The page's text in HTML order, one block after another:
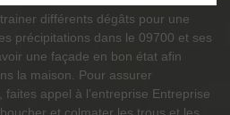
différents dégâts pour une
précipitations dans le 09700 et ses
une façade en bon état afin
la maison. Pour assurer
faites appel à l’entreprise Entreprise
et colmater les trous et les